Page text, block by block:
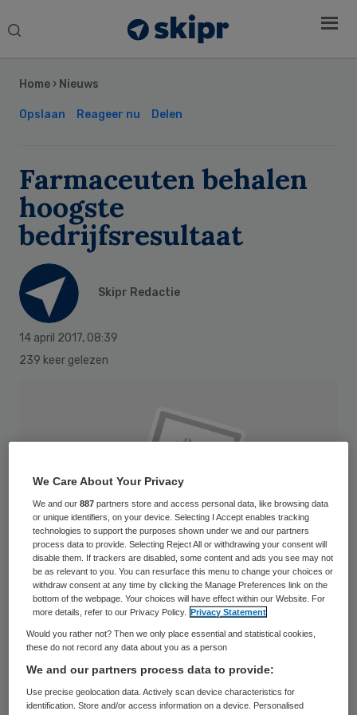
Search
Home › Nieuws
Opslaan Reageer nu Delen
Farmaceuten behalen
hoogste
bedrijfsresultaat
Skipr Redactie
14 april 2017, 08:39
239 keer gelezen
medical pills and tablets in euro bank notes money costs symbol
De farmaceutische industrie behaalde in
2015 relatief het hoogste bedrijfsresultaat
Sidebar
We Care About Your Privacy
We and our887 partners store and access personal data, like browsing data
or unique identifiers, on your device. Selecting I Accept enables tracking
technologies to support the purposes shown under we and our partners
process data to provide. Selecting Reject All or withdrawing your consent will
disable them. If trackers are disabled, some content and ads you see may not
be as relevant to you. You can resurface this menu to change your choices or
withdraw consent at any time by clicking the Manage Preferences link on the
bottom of the webpage. Your choices will have effect within our Website. For
more details, refer to our Privacy Policy.
Privacy Statement
Would you rather not? Then we only place essential and statistical cookies,
these do not record any data about you as a person
We and our partners process data to provide:
Use precise geolocation data. Actively scan device characteristics for
identification. Store and/or access information on a device. Personalised